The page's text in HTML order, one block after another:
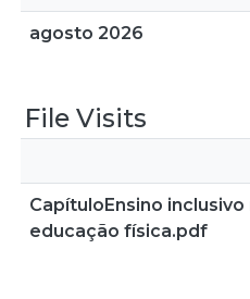
agosto 2026
File Visits
CapítuloEnsino inclusivo
educação física.pdf